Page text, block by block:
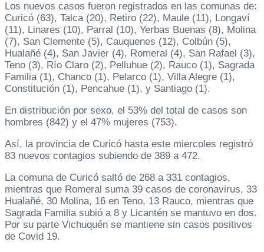
Los nuevos casos fueron registrados en las comunas de:
Curicó (63), Talca (20), Retiro (22), Maule (11), Longaví
(11), Linares (10), Parral (10), Yerbas Buenas (8), Molina
(7), San Clemente (5), Cauquenes (12), Colbún (5),
Hualañé (4), San Javier (4), Romeral (4), San Rafael (3),
Teno (3), Río Claro (2), Pelluhue (2), Rauco (1), Sagrada
Familia (1), Chanco (1), Pelarco (1), Villa Alegre (1),
Constitución (1), Pencahue (1), y Santiago (1).
En distribución por sexo, el 53% del total de casos son
hombres (842) y el 47% mujeres (753).
Así, la provincia de Curicó hasta este miercoles registró
83 nuevos contagios subiendo de 389 a 472.
La comuna de Curicó saltó de 268 a 331 contagios,
mientras que Romeral suma 39 casos de coronavirus, 33
Hualañé, 30 Molina, 16 en Teno, 13 Rauco, mientras que
Sagrada Familia subió a 8 y Licantén se mantuvo en dos.
Por su parte Vichuquén se mantiene sin casos positivos
de Covid 19.